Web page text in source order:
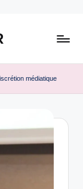
médiatique